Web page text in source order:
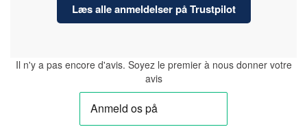
Læs alle anmeldelser på Trustpilot
Il n'y a pas encore d'avis. Soyez le premier à nous donner votre
avis